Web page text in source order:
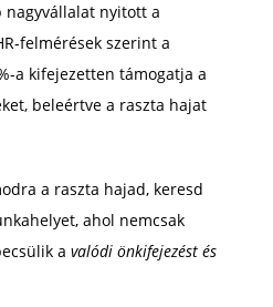
nagyvállalat nyitott a
felmérések szerint a
a kifejezetten támogatja a
beleértve a raszta hajat
a raszta hajad, keresd
ahol nemcsak
a valódi önkifejezést és